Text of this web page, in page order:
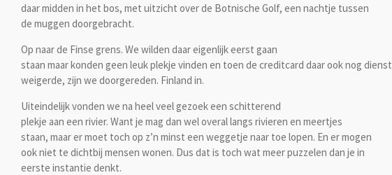
daar midden in het bos, met uitzicht over de Botnische Golf, een nachtje tussen
de muggen doorgebracht.
Op naar de Finse grens. We wilden daar eigenlijk eerst gaan
staan maar konden geen leuk plekje vinden en toen de creditcard daar ook nog dienst
weigerde, zijn we doorgereden. Finland in.
Uiteindelijk vonden we na heel veel gezoek een schitterend
plekje aan een rivier. Want je mag dan wel overal langs rivieren en meertjes
staan, maar er moet toch op z’n minst een weggetje naar toe lopen. En er mogen
ook niet te dichtbij mensen wonen. Dus dat is toch wat meer puzzelen dan je in
eerste instantie denkt.